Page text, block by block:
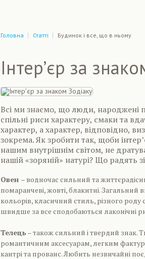
Головна Статті Будинок і все, що в ньому
Інтер’єр за
Всі ми знаємо, що люди, народжені
спільні риси характеру, смаки та
характер, а характер, відповідно,
зокрема. Як зробити так, щоби
нашим внутрішнім світом, не
нашій «зоряній» натурі? Що радять
Овен – водночас сильний та
помаранчеві, жовті, блакитні. Загальний
кольорів, класичний стиль, різного
швидше за все сподобаються лаконічні
Телець – також сильний і твердий знак.
романтичним аксесуарам, легким
кантрі та прованс. Любить незвичайні